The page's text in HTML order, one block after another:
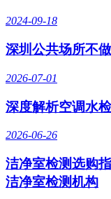
2024-09-18
深圳公共场所不
2026-07-01
深度解析空调水
2026-06-26
洁净室检测选购
洁净室检测机构